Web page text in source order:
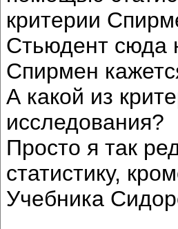
критерии
Стьюдент сюда
Спирмен
А какой из
исследования?
Просто я так
статистику,
Учебника